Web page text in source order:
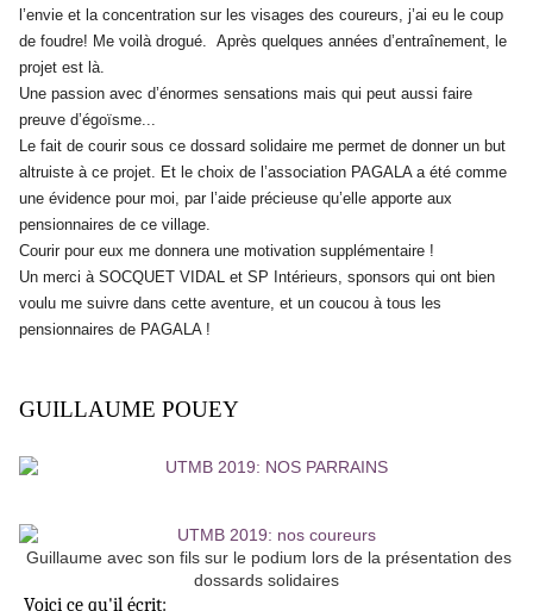
l’envie et la concentration sur les visages des coureurs, j’ai eu le coup
de foudre! Me voilà drogué. Après quelques années d’entraînement, le
projet est là.
Une passion avec d’énormes sensations mais qui peut aussi faire
preuve d’égoïsme...
Le fait de courir sous ce dossard solidaire me permet de donner un but
altruiste à ce projet. Et le choix de l’association PAGALA a été comme
une évidence pour moi, par l’aide précieuse qu’elle apporte aux
pensionnaires de ce village.
Courir pour eux me donnera une motivation supplémentaire !
Un merci à SOCQUET VIDAL et SP Intérieurs, sponsors qui ont bien
voulu me suivre dans cette aventure, et un coucou à tous les
pensionnaires de PAGALA !
GUILLAUME POUEY
Guillaume avec son fils sur le podium lors de la présentation des
dossards solidaires
Voici ce qu'il écrit: